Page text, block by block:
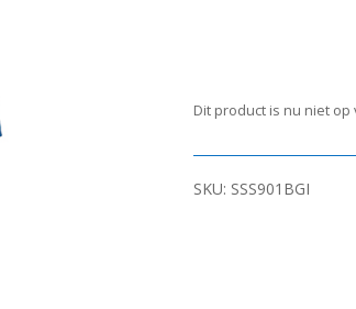
Dit product is nu niet
SKU: SSS901BGI